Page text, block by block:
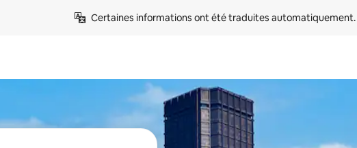
Certaines informations ont été traduites automatiquement.